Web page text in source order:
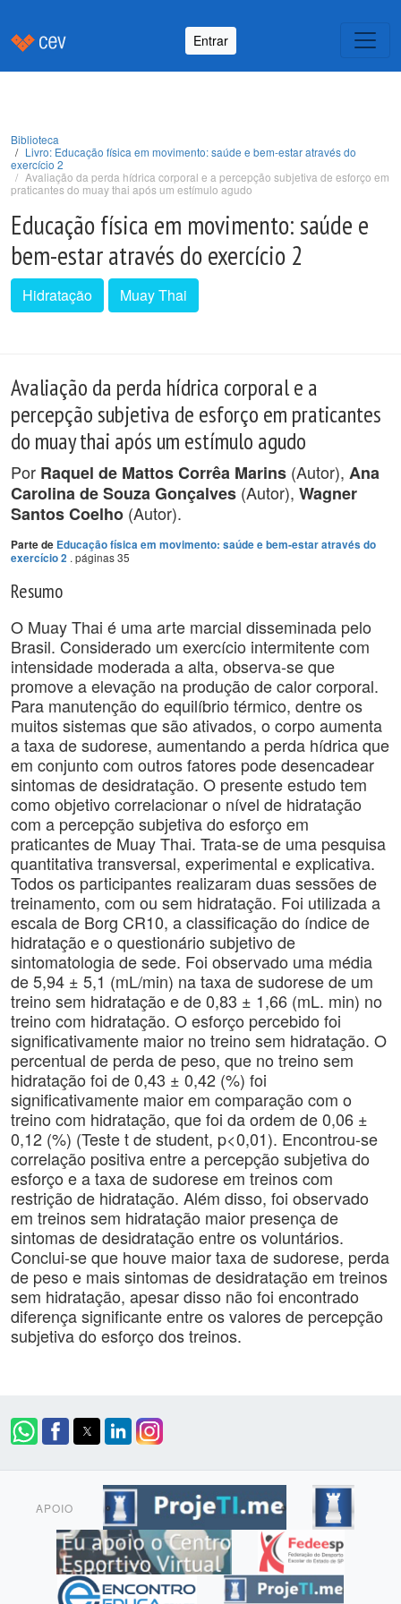
Entrar
Biblioteca
Livro: Educação física em movimento: saúde e bem-estar através do
exercício 2
Avaliação da perda hídrica corporal e a percepção subjetiva de esforço em
praticantes do muay thai após um estímulo agudo
Educação física em movimento: saúde e
bem-estar através do exercício 2
Hidratação Muay Thai
Avaliação da perda hídrica corporal e a
percepção subjetiva de esforço em praticantes
do muay thai após um estímulo agudo
Por Raquel de Mattos Corrêa Marins (Autor), Ana
Carolina de Souza Gonçalves (Autor), Wagner
Santos Coelho (Autor).
Parte de Educação física em movimento: saúde e bem-estar através do
exercício 2 . páginas 35
Resumo
O Muay Thai é uma arte marcial disseminada pelo
Brasil. Considerado um exercício intermitente com
intensidade moderada a alta, observa-se que
promove a elevação na produção de calor corporal.
Para manutenção do equilíbrio térmico, dentre os
muitos sistemas que são ativados, o corpo aumenta
a taxa de sudorese, aumentando a perda hídrica que
em conjunto com outros fatores pode desencadear
sintomas de desidratação. O presente estudo tem
como objetivo correlacionar o nível de hidratação
com a percepção subjetiva do esforço em
praticantes de Muay Thai. Trata-se de uma pesquisa
quantitativa transversal, experimental e explicativa.
Todos os participantes realizaram duas sessões de
treinamento, com ou sem hidratação. Foi utilizada a
escala de Borg CR10, a classificação do índice de
hidratação e o questionário subjetivo de
sintomatologia de sede. Foi observado uma média
de 5,94 ± 5,1 (mL/min) na taxa de sudorese de um
treino sem hidratação e de 0,83 ± 1,66 (mL. min) no
treino com hidratação. O esforço percebido foi
significativamente maior no treino sem hidratação. O
percentual de perda de peso, que no treino sem
hidratação foi de 0,43 ± 0,42 (%) foi
significativamente maior em comparação com o
treino com hidratação, que foi da ordem de 0,06 ±
0,12 (%) (Teste t de student, p<0,01). Encontrou-se
correlação positiva entre a percepção subjetiva do
esforço e a taxa de sudorese em treinos com
restrição de hidratação. Além disso, foi observado
em treinos sem hidratação maior presença de
sintomas de desidratação entre os voluntários.
Conclui-se que houve maior taxa de sudorese, perda
de peso e mais sintomas de desidratação em treinos
sem hidratação, apesar disso não foi encontrado
diferença significante entre os valores de percepção
subjetiva do esforço dos treinos.
APOIO